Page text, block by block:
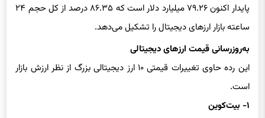
ساعته بازار ارزهای دیجیتال را تشکیل می‌دهد.
به‌روزرسانی قیمت ارزهای دیجیتالی
این رده حاوی تغییرات قیمتی ۱۰ ارز دیجیتالی بزرگ از نظر ارزش بازار
است.
۱- بیت‌کوین
قیمت: ۶۹۸ هزار و ۳۰۴.۵۲ دلار